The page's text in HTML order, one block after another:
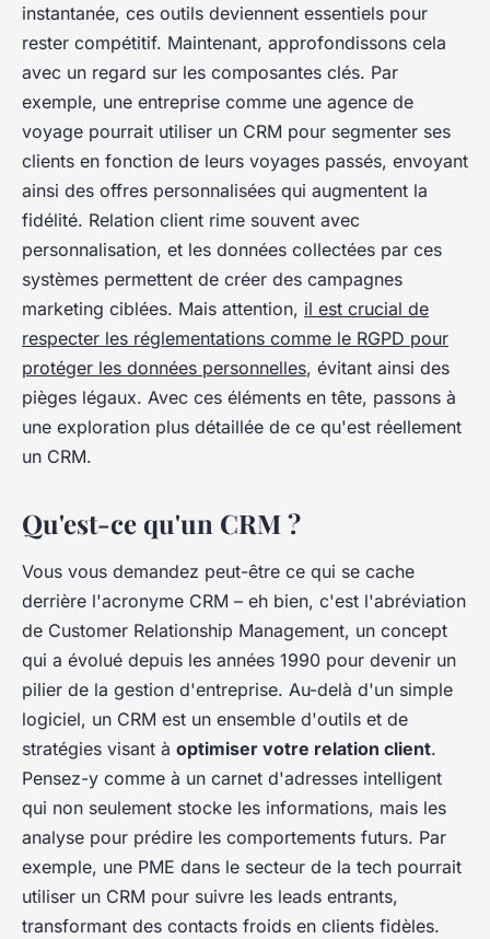
instantanée, ces outils deviennent essentiels pour
rester compétitif. Maintenant, approfondissons cela
avec un regard sur les composantes clés. Par
exemple, une entreprise comme une agence de
voyage pourrait utiliser un CRM pour segmenter ses
clients en fonction de leurs voyages passés, envoyant
ainsi des offres personnalisées qui augmentent la
fidélité. Relation client rime souvent avec
personnalisation, et les données collectées par ces
systèmes permettent de créer des campagnes
marketing ciblées. Mais attention, il est crucial de
respecter les réglementations comme le RGPD pour
protéger les données personnelles, évitant ainsi des
pièges légaux. Avec ces éléments en tête, passons à
une exploration plus détaillée de ce qu'est réellement
un CRM.
Qu'est-ce qu'un CRM ?
Vous vous demandez peut-être ce qui se cache
derrière l'acronyme CRM – eh bien, c'est l'abréviation
de Customer Relationship Management, un concept
qui a évolué depuis les années 1990 pour devenir un
pilier de la gestion d'entreprise. Au-delà d'un simple
logiciel, un CRM est un ensemble d'outils et de
stratégies visant à optimiser votre relation client.
Pensez-y comme à un carnet d'adresses intelligent
qui non seulement stocke les informations, mais les
analyse pour prédire les comportements futurs. Par
exemple, une PME dans le secteur de la tech pourrait
utiliser un CRM pour suivre les leads entrants,
transformant des contacts froids en clients fidèles.